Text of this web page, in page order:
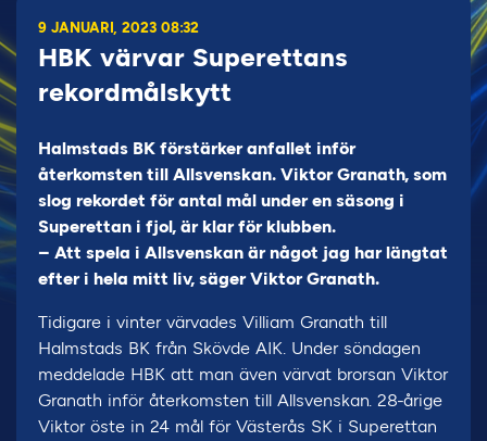
9 JANUARI, 2023 08:32
HBK värvar Superettans
rekordmålskytt
Halmstads BK förstärker anfallet inför
återkomsten till Allsvenskan. Viktor Granath, som
slog rekordet för antal mål under en säsong i
Superettan i fjol, är klar för klubben.
– Att spela i Allsvenskan är något jag har längtat
efter i hela mitt liv, säger Viktor Granath.
Tidigare i vinter värvades Villiam Granath till
Halmstads BK från Skövde AIK. Under söndagen
meddelade HBK att man även värvat brorsan Viktor
Granath inför återkomsten till Allsvenskan. 28-årige
Viktor öste in 24 mål för Västerås SK i Superettan